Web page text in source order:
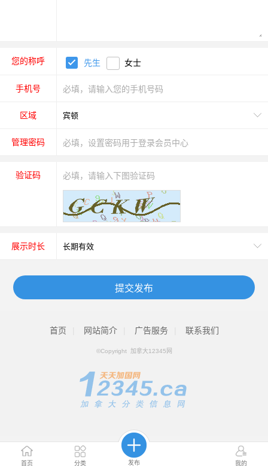
首页 分类 发布 我的
您的称呼 先生 女士
手机号
区域
管理密码
验证码
展示时长
提交发布
首页 网站简介 广告服务 联系我们
©Copyright 加拿大12345网